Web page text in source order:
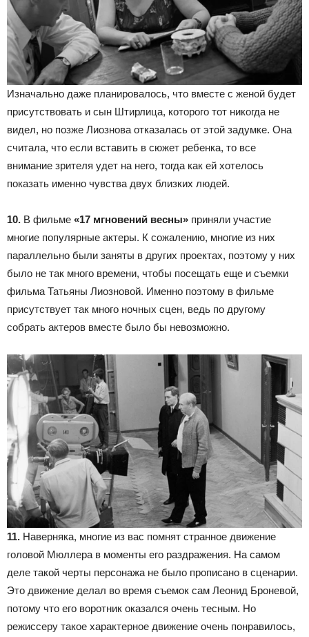
Изначально даже планировалось, что вместе с женой будет
присутствовать и сын Штирлица, которого тот никогда не
видел, но позже Лиознова отказалась от этой задумке. Она
считала, что если вставить в сюжет ребенка, то все
внимание зрителя удет на него, тогда как ей хотелось
показать именно чувства двух близких людей.
10. В фильме «17 мгновений весны» приняли участие
многие популярные актеры. К сожалению, многие из них
параллельно были заняты в других проектах, поэтому у них
было не так много времени, чтобы посещать еще и съемки
фильма Татьяны Лиозновой. Именно поэтому в фильме
присутствует так много ночных сцен, ведь по другому
собрать актеров вместе было бы невозможно.
11. Наверняка, многие из вас помнят странное движение
головой Мюллера в моменты его раздражения. На самом
деле такой черты персонажа не было прописано в сценарии.
Это движение делал во время съемок сам Леонид Броневой,
потому что его воротник оказался очень тесным. Но
режиссеру такое характерное движение очень понравилось,